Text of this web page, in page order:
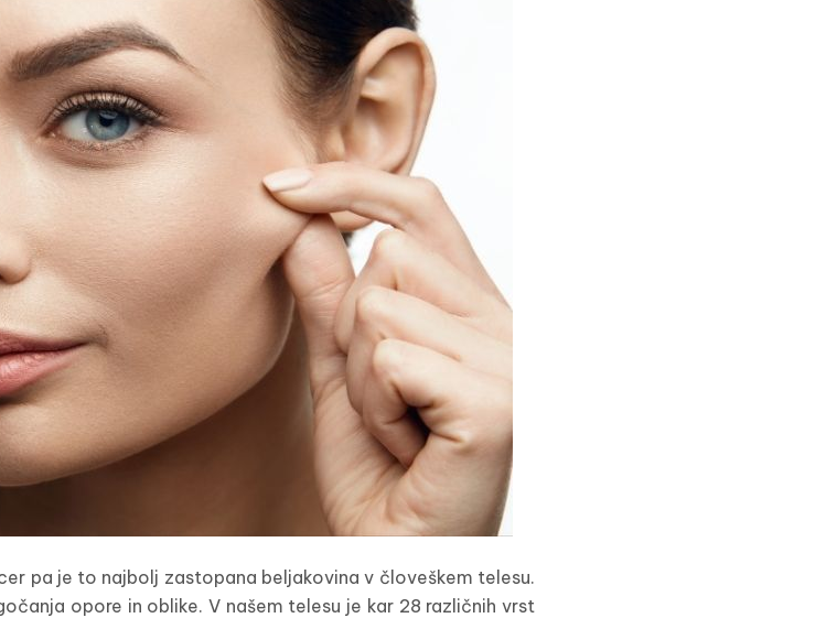
pa je to najbolj zastopana beljakovina v človeškem telesu.
opore in oblike. V našem telesu je kar 28 različnih vrst